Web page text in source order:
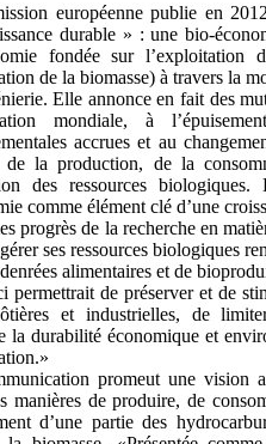
européenne publie en
durable » : une bio-
fondée sur l’exploitation
de la biomasse) à travers la
Elle annonce en fait des
mondiale, à
accrues et au
de la production, de la
des ressources
comme élément clé d’une
progrès de la recherche en
ses ressources biologiques
alimentaires et de
permettrait de préserver et de
et industrielles, de
la durabilité économique et
promeut une vision
manières de produire, de
d’une partie des